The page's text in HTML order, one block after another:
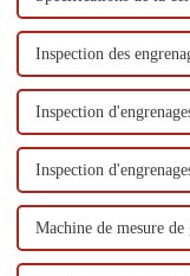
Inspection des
Inspection
Inspection
Machine de mesure